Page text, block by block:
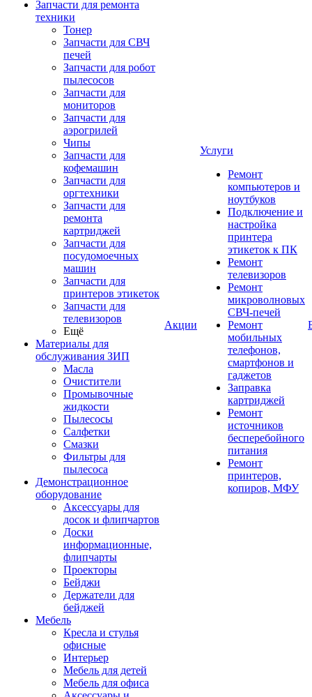
Запчасти для ремонта
техники
Тонер
Запчасти для СВЧ
печей
Запчасти для робот
пылесосов
Запчасти для
мониторов
Запчасти для
аэрогрилей
Чипы
Запчасти для
кофемашин
Запчасти для
оргтехники
Запчасти для
ремонта
картриджей
Запчасти для
посудомоечных
машин
Запчасти для
принтеров этикеток
Запчасти для
телевизоров
Ещё
Материалы для
обслуживания ЗИП
Масла
Очистители
Промывочные
жидкости
Пылесосы
Салфетки
Смазки
Фильтры для
пылесоса
Демонстрационное
оборудование
Аксессуары для
досок и флипчартов
Доски
информационные,
флипчарты
Проекторы
Бейджи
Держатели для
бейджей
Мебель
Кресла и стулья
офисные
Интерьер
Мебель для детей
Мебель для офиса
Акции
Услуги
Ремонт
компьютеров и
ноутбуков
Подключение и
настройка
принтера
этикеток к ПК
Ремонт
телевизоров
Ремонт
микроволновых
СВЧ-печей
Ремонт
мобильных
телефонов,
смартфонов и
гаджетов
Заправка
картриджей
Ремонт
источников
бесперебойного
питания
Ремонт
принтеров,
копиров, МФУ